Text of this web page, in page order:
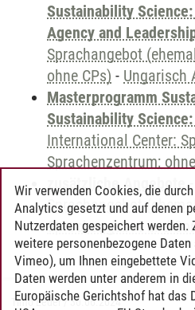
Sustainability
Agency and
Sprachangebot
ohne CPs) - Ungarisch
Masterprogramm
Sustainability
International Center:
Sprachenzentrum;
zusätzliche Angebote-
Sprachangebot
Sprachangebot und
Timo Leder/30.06.2024
Wir verwenden Cookies, die
Analytics gesetzt und auf denen
Nutzerdaten gespeichert
weitere personenbezogene
Vimeo), um Ihnen eingebettete
Daten werden unter anderem in
Europäische Gerichtshof hat das